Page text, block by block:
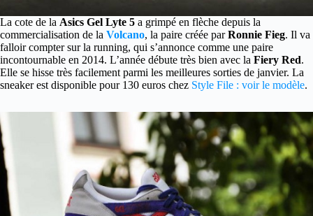
La cote de la Asics Gel Lyte 5 a grimpé en flèche depuis la
commercialisation de la Volcano, la paire créée parRonnie Fieg. Il va
falloir compter sur la running, qui s’annonce comme une paire
incontournable en 2014. L’année débute très bien avec la Fiery Red.
Elle se hisse très facilement parmi les meilleures sorties de janvier. La
sneaker est disponible pour 130 euros chez Style File : voir le modèle.